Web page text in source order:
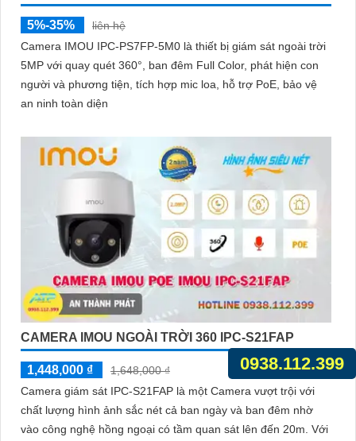
5%-35%
liên hệ
Camera IMOU IPC-PS7FP-5M0 là thiết bị giám sát ngoài trời
5MP với quay quét 360°, ban đêm Full Color, phát hiện con
người và phương tiện, tích hợp mic loa, hỗ trợ PoE, bảo vệ
an ninh toàn diện
CAMERA IMOU NGOÀI TRỜI 360 IPC-S21FAP
1,448,000 ₫
1,648,000 ₫
Camera giám sát IPC-S21FAP là một Camera vượt trội với
chất lượng hình ảnh sắc nét cả ban ngày và ban đêm nhờ
vào công nghệ hồng ngoại có tầm quan sát lên đến 20m. Với
0938.112.399